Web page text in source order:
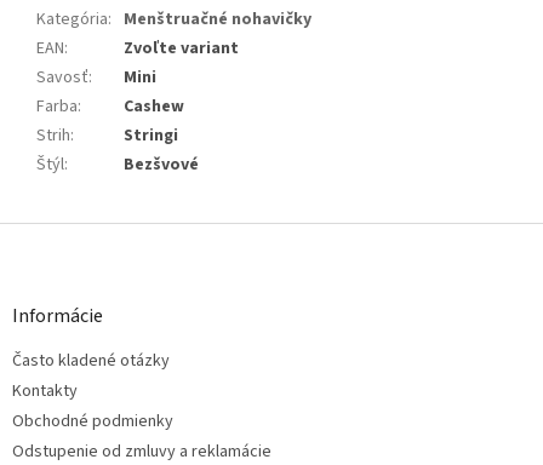
Kategória: Menštruačné nohavičky
EAN:
Zvoľte variant
Savosť:
Mini
Farba:
Cashew
Strih:
Stringi
Štýl: Bezšvové
Z
Informácie
Často kladené otázky
Kontakty
Obchodné podmienky
Odstupenie od zmluvy a reklamácie